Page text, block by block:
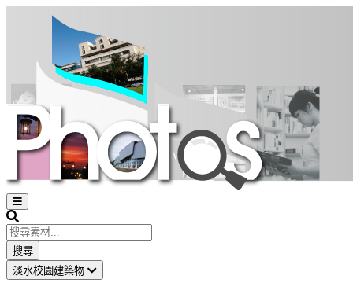
Open
sidebar
Search
搜尋
淡水校園建築物